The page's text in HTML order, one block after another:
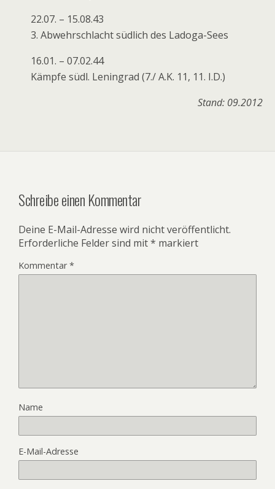
22.07. – 15.08.43
3. Abwehrschlacht südlich des Ladoga-Sees
16.01. – 07.02.44
Kämpfe südl. Leningrad (7./ A.K. 11, 11. I.D.)
Stand: 09.2012
Schreibe einen Kommentar
Deine E-Mail-Adresse wird nicht veröffentlicht.
Erforderliche Felder sind mit* markiert
Kommentar*
Name
E-Mail-Adresse